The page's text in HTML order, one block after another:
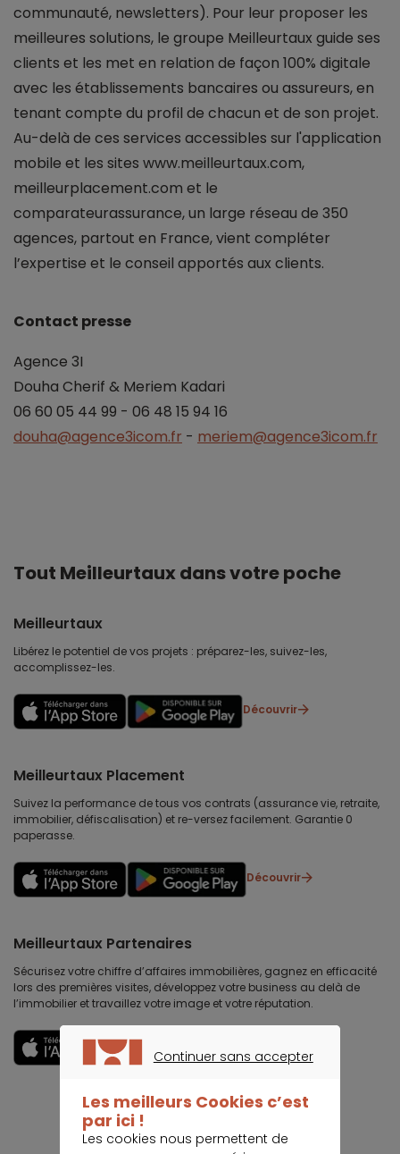
communauté, newsletters). Pour leur proposer les
meilleures solutions, le groupe Meilleurtaux guide ses
clients et les met en relation de façon 100% digitale
avec les établissements bancaires ou assureurs, en
tenant compte du profil de chacun et de son projet.
Au-delà de ces services accessibles sur l'application
mobile et les sites www.meilleurtaux.com,
meilleurplacement.com et le
comparateurassurance, un large réseau de 350
agences, partout en France, vient compléter
l’expertise et le conseil apportés aux clients.
Contact presse
Agence 3I
Douha Cherif & Meriem Kadari
06 60 05 44 99 - 06 48 15 94 16
douha@agence3icom.fr - meriem@agence3icom.fr
Tout Meilleurtaux dans votre poche
Meilleurtaux
Libérez le potentiel de vos projets : préparez-les, suivez-les,
accomplissez-les.
Découvrir
Meilleurtaux Placement
Suivez la performance de tous vos contrats (assurance vie, retraite,
immobilier, défiscalisation) et re-versez facilement. Garantie 0
paperasse.
Découvrir
Meilleurtaux Partenaires
Sécurisez votre chiffre d’affaires immobilières, gagnez en efficacité
lors des premières visites, développez votre business au delà de
l’immobilier et travaillez votre image et votre réputation.
Continuer sans accepter
Les meilleurs Cookies c’est
par ici !
Les cookies nous permettent de